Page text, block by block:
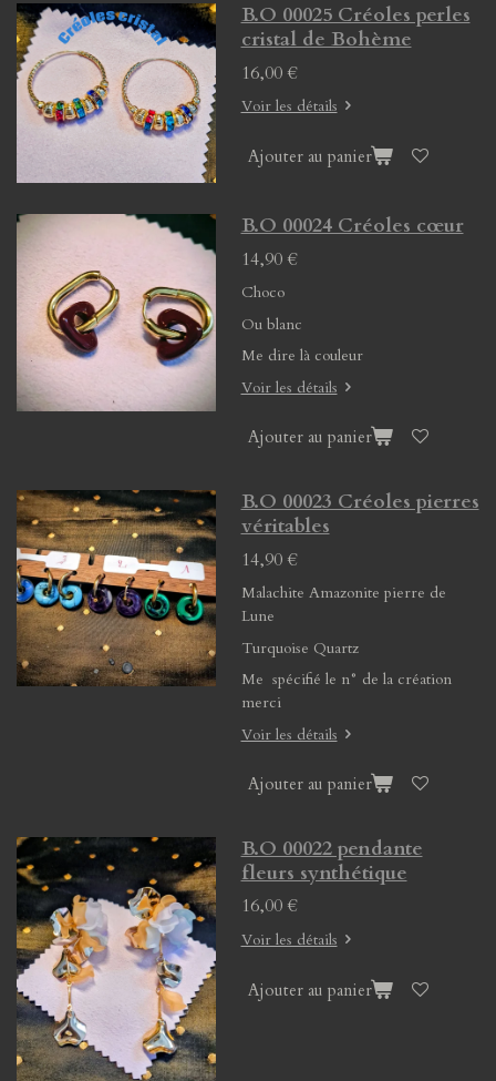
B.O 00025 Créoles perles
cristal de Bohème
16,00 €
Voir les détails
Ajouter au panier
B.O 00024 Créoles cœur
14,90 €
Choco
Ou blanc
Me dire là couleur
Voir les détails
Ajouter au panier
B.O 00023 Créoles pierres
véritables
14,90 €
Malachite Amazonite pierre de
Lune
Turquoise Quartz
Me spécifié le n° de la création
merci
Voir les détails
Ajouter au panier
B.O 00022 pendante
fleurs synthétique
16,00 €
Voir les détails
Ajouter au panier